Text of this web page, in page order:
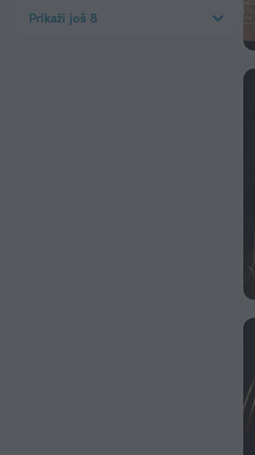
Prikaži još 8